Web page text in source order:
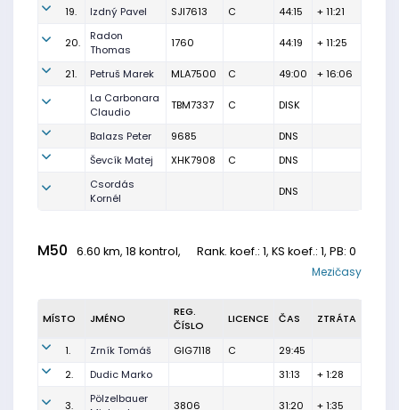
19. Izdný Pavel SJI7613 C 44:15 + 11:21
20.
Radon
Thomas
1760 44:19 + 11:25
21. Petruš Marek MLA7500 C 49:00
+ 16:06
La Carbonara
Claudio
TBM7337 C DISK
Balazs Peter 9685
DNS
Ševcík Matej
XHK7908 C
DNS
Csordás
Kornél
DNS
M50 6.60 km, 18 kontrol, Rank. koef.: 1, KS koef.: 1, PB: 0
Mezičasy
MÍSTO JMÉNO
REG.
ČÍSLO
LICENCE ČAS ZTRÁTA
1. Zrník Tomáš GIG7118 C
29:45
2.
Dudic Marko 31:13 + 1:28
3.
Pölzelbauer
3806 31:20 + 1:35